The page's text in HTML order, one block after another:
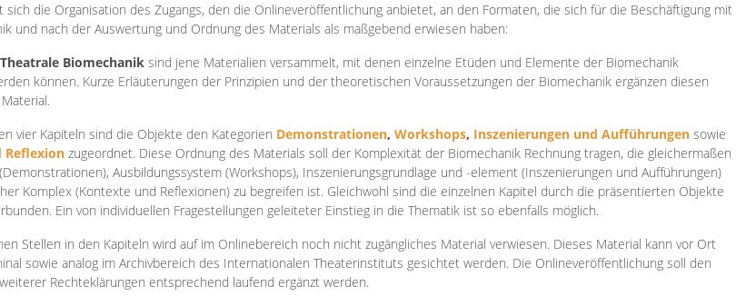
sich die Organisation des Zugangs, den die Onlineveröffentlichung anbietet, an den Formaten, die sich für die Beschäftigung mit
und nach der Auswertung und Ordnung des Materials als maßgebend erwiesen haben:
Biomechanik sind jene Materialien versammelt, mit denen einzelne Etüden und Elemente der Biomechanik
können. Kurze Erläuterungen der Prinzipien und der theoretischen Voraussetzungen der Biomechanik ergänzen diesen
vier Kapiteln sind die Objekte den Kategorien Demonstrationen, Workshops, Inszenierungen und Aufführungen sowie
Reflexion zugeordnet. Diese Ordnung des Materials soll der Komplexität der Biomechanik Rechnung tragen, die gleichermaßen
Ausbildungssystem (Workshops), Inszenierungsgrundlage und -element (Inszenierungen und Aufführungen)
Komplex (Kontexte und Reflexionen) zu begreifen ist. Gleichwohl sind die einzelnen Kapitel durch die präsentierten Objekte
Ein von individuellen Fragestellungen geleiteter Einstieg in die Thematik ist so ebenfalls möglich.
Stellen in den Kapiteln wird auf im Onlinebereich noch nicht zugängliches Material verwiesen. Dieses Material kann vor Ort
sowie analog im Archivbereich des Internationalen Theaterinstituts gesichtet werden. Die Onlineveröffentlichung soll den
Rechteklärungen entsprechend laufend ergänzt werden.